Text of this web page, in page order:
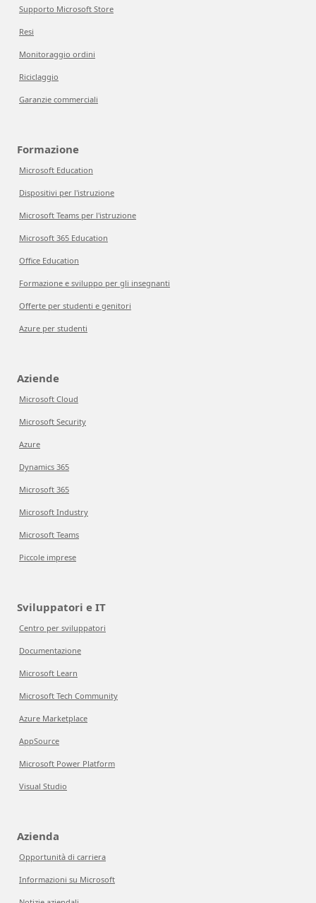
Supporto Microsoft Store
Resi
Monitoraggio ordini
Riciclaggio
Garanzie commerciali
Formazione
Microsoft Education
Dispositivi per l'istruzione
Microsoft Teams per l'istruzione
Microsoft 365 Education
Office Education
Formazione e sviluppo per gli insegnanti
Offerte per studenti e genitori
Azure per studenti
Aziende
Microsoft Cloud
Microsoft Security
Azure
Dynamics 365
Microsoft 365
Microsoft Industry
Microsoft Teams
Piccole imprese
Sviluppatori e IT
Centro per sviluppatori
Documentazione
Microsoft Learn
Microsoft Tech Community
Azure Marketplace
AppSource
Microsoft Power Platform
Visual Studio
Azienda
Opportunità di carriera
Informazioni su Microsoft